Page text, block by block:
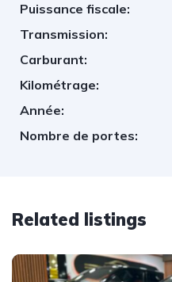
Puissance fiscale:
Transmission:
Carburant:
Kilométrage:
Année:
Nombre de portes:
Related listings